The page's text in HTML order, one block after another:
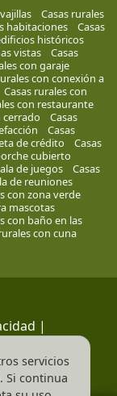
Casas rurales
habitaciones
Casas
históricos
vistas
Casas
con garaje
con conexión a
Casas rurales con
con restaurante
cerrado
Casas
Casas
de crédito
Casas
cubierto
de juegos
Casas
de reuniones
con zona verde
mascotas
con baño en las
con cuna
|
servicios
Si continua